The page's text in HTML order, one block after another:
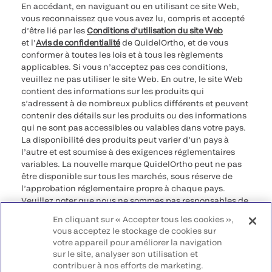
En accédant, en naviguant ou en utilisant ce site Web,
vous reconnaissez que vous avez lu, compris et accepté
d’être lié par lesConditions d’utilisation du site Web
et l’Avis de confidentialitéde QuidelOrtho, et de vous
conformer à toutes les lois et à tous les règlements
applicables. Si vous n’acceptez pas ces conditions,
veuillez ne pas utiliser le site Web. En outre, le site Web
contient des informations sur les produits qui
s’adressent à de nombreux publics différents et peuvent
contenir des détails sur les produits ou des informations
qui ne sont pas accessibles ou valables dans votre pays.
La disponibilité des produits peut varier d’un pays à
l’autre et est soumise à des exigences réglementaires
variables. La nouvelle marque QuidelOrtho peut ne pas
être disponible sur tous les marchés, sous réserve de
l’approbation réglementaire propre à chaque pays.
Veuillez noter que nous ne sommes pas responsables de
conformes à une procédure légale, à une
réglementation, à un enregistrement ou à un usage dans
votre pays d’origine.
En cliquant sur « Accepter tous les cookies »,
vous acceptez le stockage de cookies sur
votre appareil pour améliorer la navigation
sur le site, analyser son utilisation et
contribuer à nos efforts de marketing.